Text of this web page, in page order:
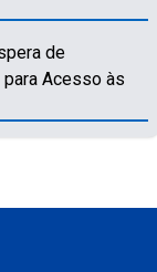
de
para Acesso às